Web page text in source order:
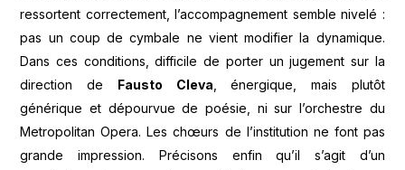
ressortent correctement, l’accompagnement semble nivelé :
pas un coup de cymbale ne vient modifier la dynamique.
Dans ces conditions, difficile de porter un jugement sur la
direction de
Fausto Cleva, énergique, mais plutôt
générique et dépourvue de poésie, ni sur l’orchestre du
Metropolitan Opera. Les chœurs de l’institution ne font pas
grande impression. Précisons enfin qu’il s’agit d’un